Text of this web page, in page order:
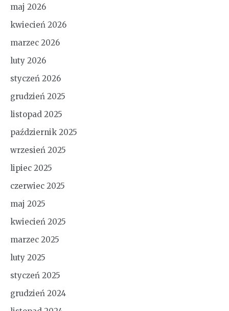
maj 2026
kwiecień 2026
marzec 2026
luty 2026
styczeń 2026
grudzień 2025
listopad 2025
październik 2025
wrzesień 2025
lipiec 2025
czerwiec 2025
maj 2025
kwiecień 2025
marzec 2025
luty 2025
styczeń 2025
grudzień 2024